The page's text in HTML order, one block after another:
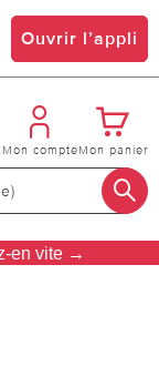
Ouvrir l’appli
Mon compteMon panier
en vite →